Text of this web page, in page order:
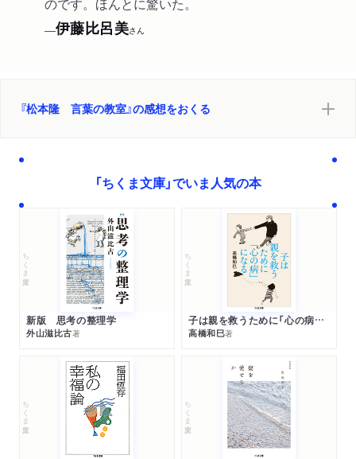
──伊藤比呂美さん
『松本隆 言葉の教室』の感想をおくる
「ちくま文庫」でいま人気の本
ちくま文庫
新版 思考の整理学
外山滋比古著
ちくま文庫
子は親を救うために「心の病」になる
高橋和巳著
ちくま文庫 ちくま文庫